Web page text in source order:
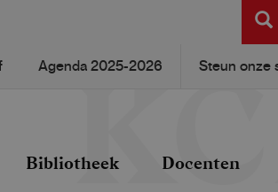
Agenda 2025-2026 Steun onze
Bibliotheek Docenten